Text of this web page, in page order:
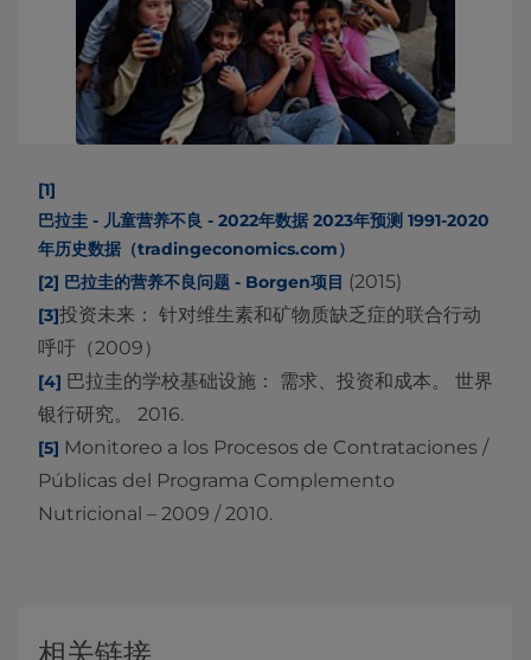
[1]
巴拉圭 - 儿童营养不良 - 2022年数据 2023年预测 1991-2020
年历史数据（tradingeconomics.com）
[2] 巴拉圭的营养不良问题 - Borgen项目 (2015)
[3]投资未来： 针对维生素和矿物质缺乏症的联合行动
呼吁（2009）
[4] 巴拉圭的学校基础设施： 需求、投资和成本。 世界
银行研究。 2016.
[5] Monitoreo a los Procesos de Contrataciones /
Públicas del Programa Complemento
Nutricional – 2009 / 2010.